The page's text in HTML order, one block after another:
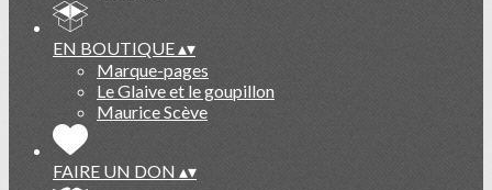
EN BOUTIQUE▴▾
Marque-pages
Le Glaive et le goupillon
Maurice Scève
FAIRE UN DON ▴▾